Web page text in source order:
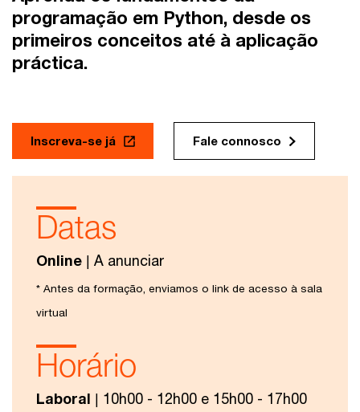
programação em Python, desde os
primeiros conceitos até à aplicação
práctica.
Inscreva-se já Fale connosco
Datas
Online | A anunciar
* Antes da formação, enviamos o link de acesso à sala
virtual
Horário
Laboral | 10h00 - 12h00 e 15h00 - 17h00